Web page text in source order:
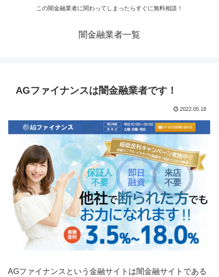
この闇金融業者に関わってしまったらすぐに無料相談！
闇金融業者一覧
AGファイナンスは闇金融業者です！
2022.05.18
AGファイナンス という金融サイトは闇金融サイトである